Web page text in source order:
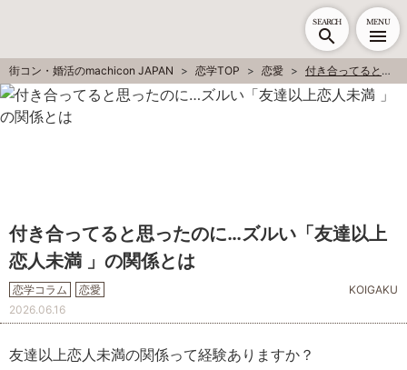
SEARCH MENU
街コン・婚活のmachicon JAPAN 恋学TOP 恋愛 付き合ってると思ったのに…ズルい「友達以上恋人未満 」の関係とは
付き合ってると思ったのに…ズルい「友達以上
恋人未満 」の関係とは
恋学コラム 恋愛
KOIGAKU
2026.06.16
友達以上恋人未満の関係って経験ありますか？